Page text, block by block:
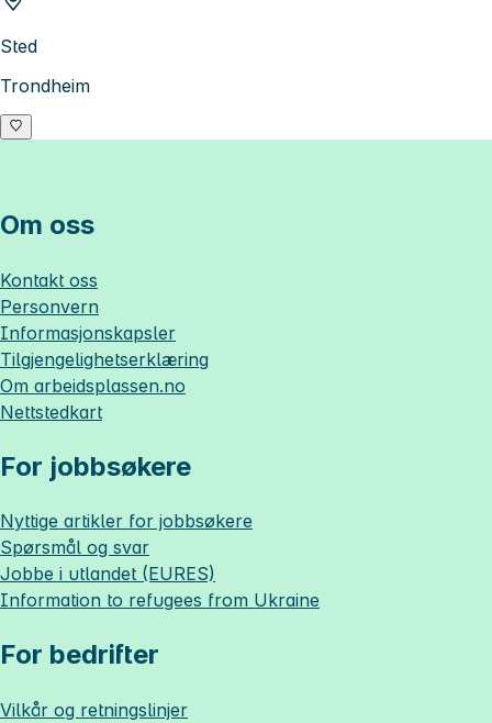
Sted
Trondheim
Om oss
Kontakt oss
Personvern
Informasjonskapsler
Tilgjengelighetserklæring
Om arbeidsplassen.no
Nettstedkart
For jobbsøkere
Nyttige artikler for jobbsøkere
Spørsmål og svar
Jobbe i utlandet (EURES)
Information to refugees from Ukraine
For bedrifter
Vilkår og retningslinjer